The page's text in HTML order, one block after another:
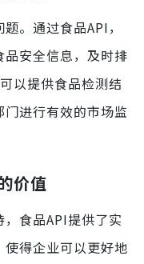
。通过食品API，
安全信息，及时排
以提供食品检测结
进行有效的市场监
价值
食品API提供了实
得企业可以更好地